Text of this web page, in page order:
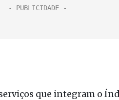
que integram o